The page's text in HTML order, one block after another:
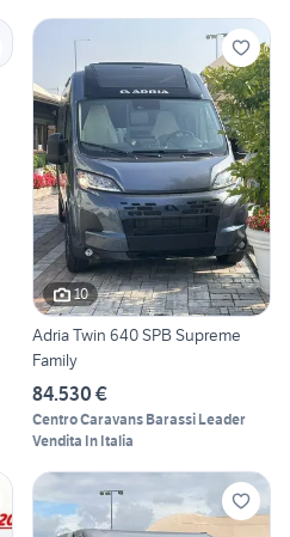
10
Adria Twin 640 SPB Supreme
Family
84.530 €
Centro Caravans Barassi Leader
Vendita In Italia